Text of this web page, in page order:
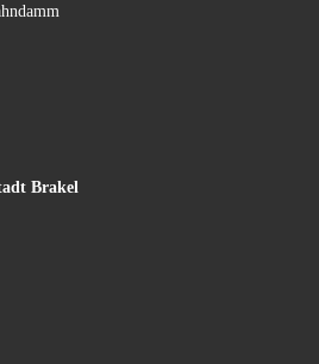
Brakel